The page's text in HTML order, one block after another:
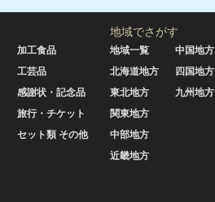
加工食品
工芸品
感謝状・記念品
旅行・チケット
セット類 その他
地域でさがす
地域一覧
北海道地方
東北地方
関東地方
中部地方
近畿地方
中国地方
四国地方
九州地方